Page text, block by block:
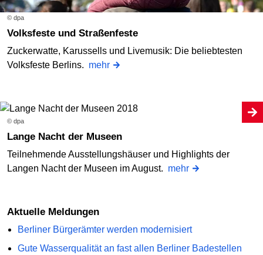
© dpa
Volksfeste und Straßenfeste
Zuckerwatte, Karussells und Livemusik: Die beliebtesten
Volksfeste Berlins. mehr
© dpa
Lange Nacht der Museen
Teilnehmende Ausstellungshäuser und Highlights der
Langen Nacht der Museen im August. mehr
Aktuelle Meldungen
Berliner Bürgerämter werden modernisiert
Gute Wasserqualität an fast allen Berliner Badestellen